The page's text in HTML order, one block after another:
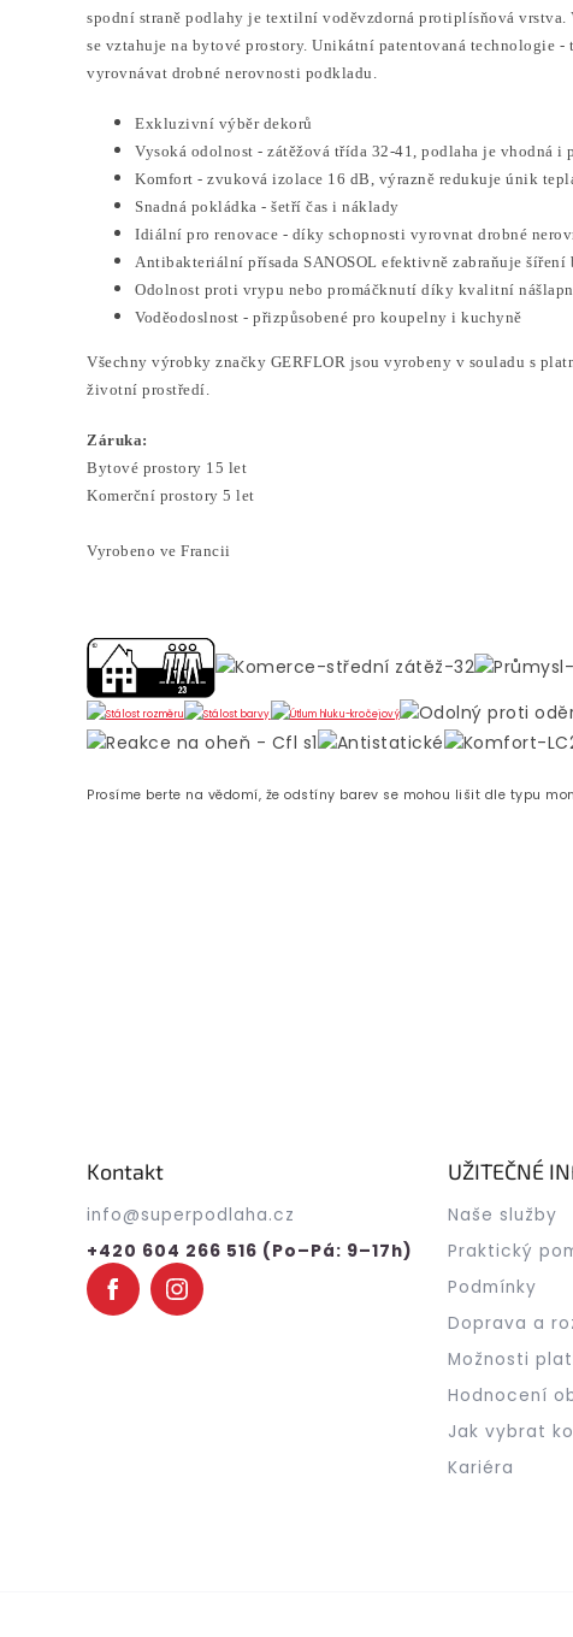
spodní straně podlahy je textilní voděvzdorná protiplísňová
se vztahuje na bytové prostory. Unikátní patentovaná technologie
vyrovnávat drobné nerovnosti podkladu.
Exkluzivní výběr dekorů
Vysoká odolnost - zátěžová třída 32-41, podlaha je vhodná i
Komfort - zvuková izolace 16 dB, výrazně redukuje únik
Snadná pokládka - šetří čas i náklady
Idiální pro renovace - díky schopnosti vyrovnat drobné
Antibakteriální přísada SANOSOL efektivně zabraňuje
Odolnost proti vrypu nebo promáčknutí díky kvalitní
Voděodoslnost - přizpůsobené pro koupelny i kuchyně
Všechny výrobky značky GERFLOR jsou vyrobeny v souladu s
životní prostředí.
Záruka:
Bytové prostory 15 let
Komerční prostory 5 let
Vyrobeno ve Francii
Prosíme berte na vědomí, že odstíny barev se mohou lišit dle typu
Kontakt
info@superpodlaha.cz
+420 604 266 516 (Po–Pá: 9–17h)
UŽITEČNÉ
Naše služby
Praktický
Podmínky
Doprava a
Možnosti
Hodnocení
Jak vybrat
Kariéra